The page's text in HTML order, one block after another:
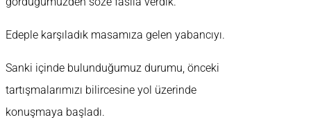
Edeple karşıladık masamıza gelen yabancıyı.
Sanki içinde bulunduğumuz durumu, önceki
tartışmalarımızı bilircesine yol üzerinde
konuşmaya başladı.